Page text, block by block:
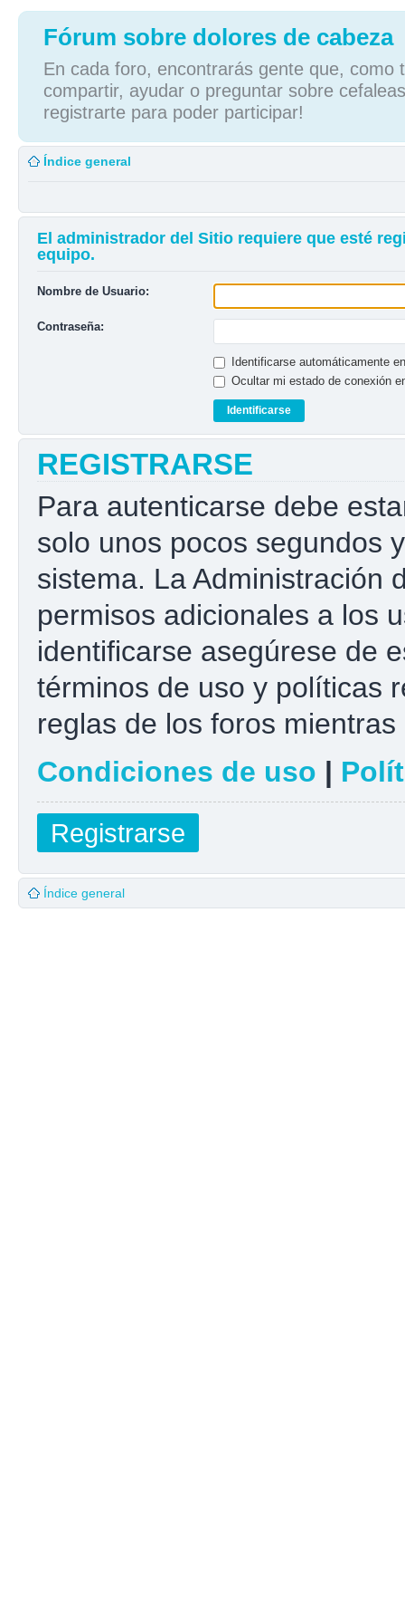
Fórum sobre dolores de cabeza
En cada foro, encontrarás gente que, como
compartir, ayudar o preguntar sobre
registrarte para poder participar!
Índice general
El administrador del Sitio requiere que esté
equipo.
Nombre de Usuario:
Contraseña:
Identificarse automáticamente
Ocultar mi estado de conexión
REGISTRARSE
Para autenticarse debe
solo unos pocos segundos
sistema. La Administración
permisos adicionales a los
identificarse asegúrese de
términos de uso y políticas
reglas de los foros
Condiciones de uso |
Registrarse
Índice general